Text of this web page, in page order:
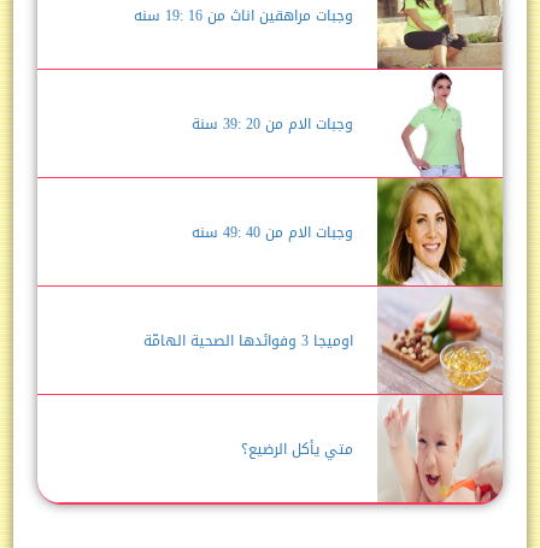
وجبات مراهقين اناث من 16 :19 سنه
وجبات الام من 20 :39 سنة
وجبات الام من 40 :49 سنه
اوميجا 3 وفوائدها الصحية الهامّة
متي يأكل الرضيع؟